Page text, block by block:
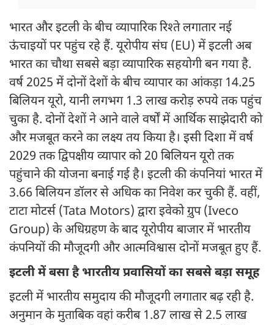
भारत और इटली के बीच व्यापारिक रिश्ते लगातार नई
ऊंचाइयों पर पहुंच रहे हैं. यूरोपीय संघ (EU) में इटली अब
भारत का चौथा सबसे बड़ा व्यापारिक सहयोगी बन गया है.
वर्ष 2025 में दोनों देशों के बीच व्यापार का आंकड़ा 14.25
बिलियन यूरो, यानी लगभग 1.3 लाख करोड़ रुपये तक पहुंच
चुका है. दोनों देशों ने आने वाले वर्षों में आर्थिक साझेदारी को
और मजबूत करने का लक्ष्य तय किया है। इसी दिशा में वर्ष
2029 तक द्विपक्षीय व्यापार को 20 बिलियन यूरो तक
पहुंचाने की योजना बनाई गई है। इटली की कंपनियां भारत में
3.66 बिलियन डॉलर से अधिक का निवेश कर चुकी हैं. वहीं,
टाटा मोटर्स (Tata Motors) द्वारा इवेको ग़्रुप (Iveco
Group) के अधिग्रहण के बाद यूरोपीय बाजार में भारतीय
कंपनियों की मौजूदगी और आत्मविश्वास दोनों मजबूत हुए हैं.
इटली में बसा है भारतीय प्रवासियों का सबसे बड़ा समूह
इटली में भारतीय समुदाय की मौजूदगी लगातार बढ़ रही है.
अनुमान के मुताबिक वहां करीब 1.87 लाख से 2.5 लाख